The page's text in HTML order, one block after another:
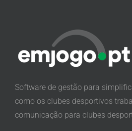
Software de gestão para
como os clubes desportivos
comunicação para clubes